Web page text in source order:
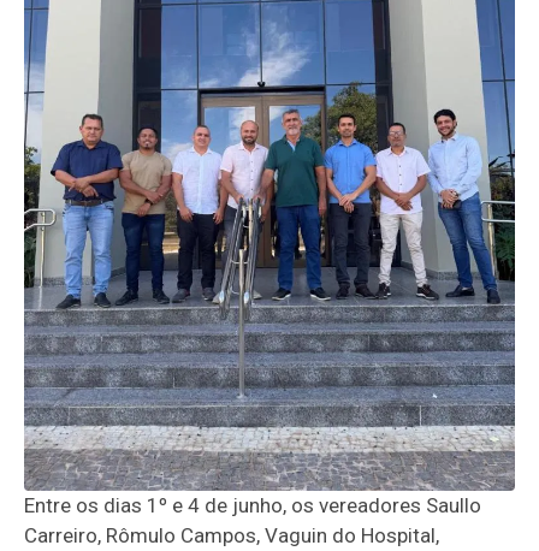
Entre os dias 1º e 4 de junho, os vereadores Saullo
Carreiro, Rômulo Campos, Vaguin do Hospital,